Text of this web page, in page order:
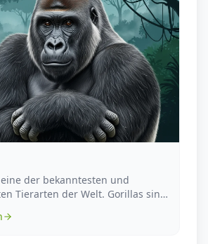
der bekanntesten und
Tierarten der Welt. Gorillas sind